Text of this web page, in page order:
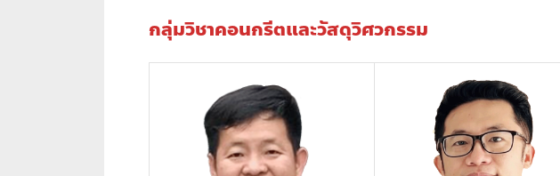
กลุ่มวิชาคอนกรีตและวัสดุวิศวกรรม